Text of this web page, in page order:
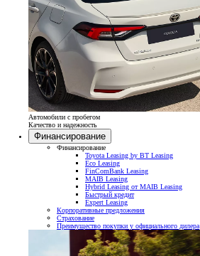
Автомобили с пробегом
Качество и надежность
Финансирование
Финансирование
Toyota Leasing by BT Leasing
Eco Leasing
FinComBank Leasing
MAIB Leasing
Hybrid Leasing от MAIB Leasing
Быстрый кредит
Expert Leasing
Корпоративные предложения
Страхование
Преимущество покупки у официального дилера